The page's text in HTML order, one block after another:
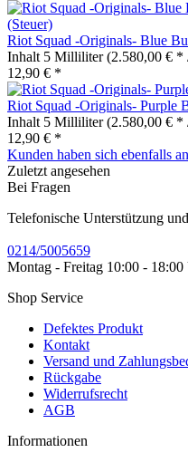
Riot Squad -Originals- Blue
Inhalt 5 Milliliter(2.580,00 €
12,90 € *
Riot Squad -Originals- Purple
Inhalt 5 Milliliter(2.580,00 €
12,90 € *
Kunden haben sich ebenfalls
Zuletzt angesehen
Bei Fragen
Telefonische Unterstützung
0214/5005659
Montag - Freitag 10:00 - 18:00
Shop Service
Defektes Produkt
Kontakt
Versand und
Rückgabe
Widerrufsrecht
AGB
Informationen